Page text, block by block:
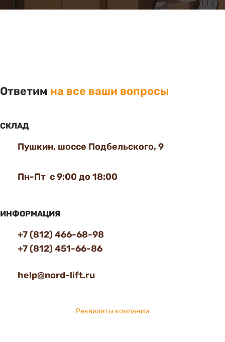
Ответим на все ваши вопросы
СКЛАД
Пушкин, шоссе Подбельского, 9
Пн-Пт с 9:00 до 18:00
ИНФОРМАЦИЯ
+7 (812) 466-68-98
+7 (812) 451-66-86
help@nord-lift.ru
Реквизиты компании